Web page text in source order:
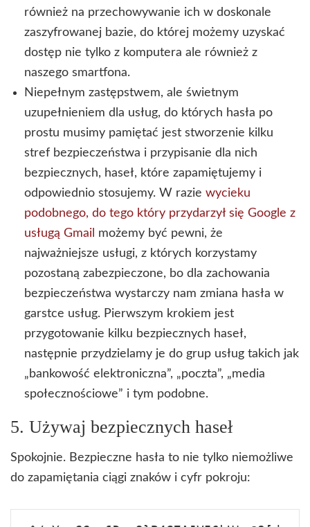
również na przechowywanie ich w doskonale
zaszyfrowanej bazie, do której możemy uzyskać
dostęp nie tylko z komputera ale również z
naszego smartfona.
Niepełnym zastępstwem, ale świetnym
uzupełnieniem dla usług, do których hasła po
prostu musimy pamiętać jest stworzenie kilku
stref bezpieczeństwa i przypisanie dla nich
bezpiecznych, haseł, które zapamiętujemy i
odpowiednio stosujemy. W razie wycieku
podobnego, do tego który przydarzył się Google z
usługą Gmail
możemy być pewni, że
najważniejsze usługi, z których korzystamy
pozostaną zabezpieczone, bo dla zachowania
bezpieczeństwa wystarczy nam zmiana hasła w
garstce usług. Pierwszym krokiem jest
przygotowanie kilku bezpiecznych haseł,
następnie przydzielamy je do grup usług takich jak
„bankowość elektroniczna”, „poczta”, „media
społecznościowe” i tym podobne.
5. Używaj bezpiecznych haseł
Spokojnie. Bezpieczne hasła to nie tylko niemożliwe
do zapamiętania ciągi znaków i cyfr pokroju: